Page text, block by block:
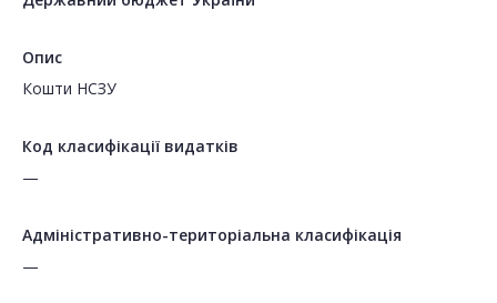
Опис
Кошти НСЗУ
Код класифікації видатків
—
Адміністративно-територіальна класифікація
—